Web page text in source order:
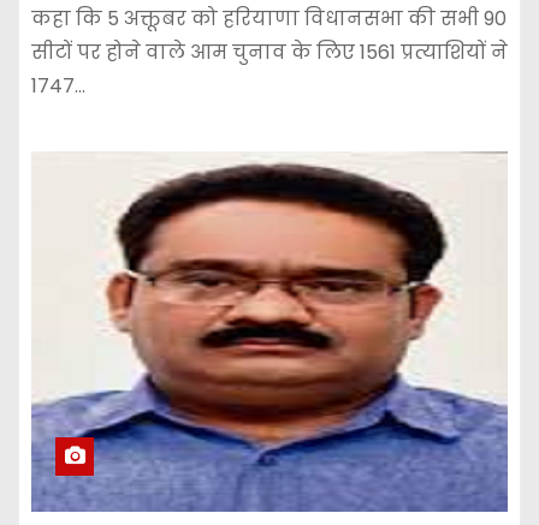
कहा कि 5 अक्तूबर को हरियाणा विधानसभा की सभी 90
सीटों पर होने वाले आम चुनाव के लिए 1561 प्रत्याशियों ने
1747…